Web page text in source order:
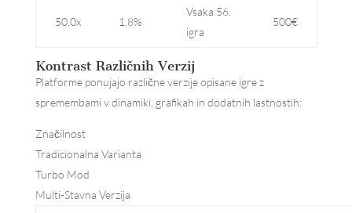
50,0x 1,8%
Vsaka 56.
igra
500€
Kontrast Različnih Verzij
Platforme ponujajo različne verzije opisane igre z
spremembami v dinamiki, grafikah in dodatnih lastnostih:
Značilnost
Tradicionalna Varianta
Turbo Mod
Multi-Stavna Verzija